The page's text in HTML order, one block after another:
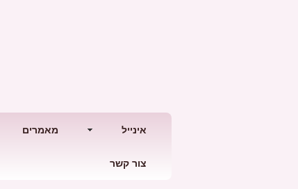
אינייל מאמרים
צור קשר